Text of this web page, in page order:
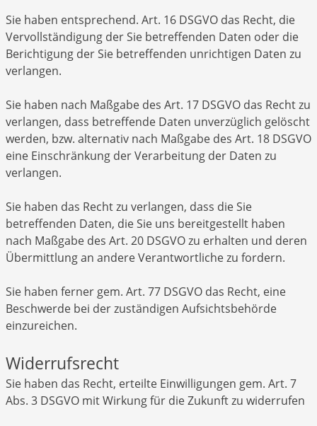
Sie haben entsprechend. Art. 16 DSGVO das Recht, die
Vervollständigung der Sie betreffenden Daten oder die
Berichtigung der Sie betreffenden unrichtigen Daten zu
verlangen.
Sie haben nach Maßgabe des Art. 17 DSGVO das Recht zu
verlangen, dass betreffende Daten unverzüglich gelöscht
werden, bzw. alternativ nach Maßgabe des Art. 18 DSGVO
eine Einschränkung der Verarbeitung der Daten zu
verlangen.
Sie haben das Recht zu verlangen, dass die Sie
betreffenden Daten, die Sie uns bereitgestellt haben
nach Maßgabe des Art. 20 DSGVO zu erhalten und deren
Übermittlung an andere Verantwortliche zu fordern.
Sie haben ferner gem. Art. 77 DSGVO das Recht, eine
Beschwerde bei der zuständigen Aufsichtsbehörde
einzureichen.
Widerrufsrecht
Sie haben das Recht, erteilte Einwilligungen gem. Art. 7
Abs. 3 DSGVO mit Wirkung für die Zukunft zu widerrufen